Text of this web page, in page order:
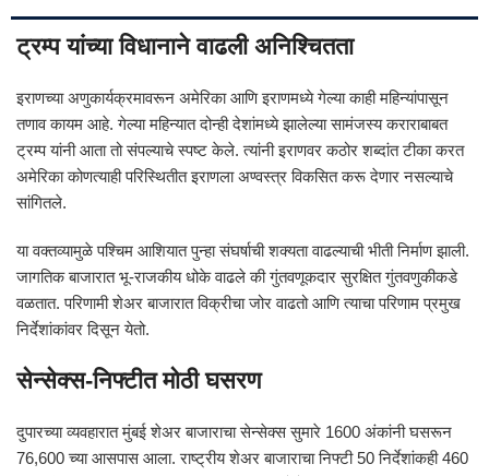
ट्रम्प यांच्या विधानाने वाढली अनिश्चितता
इराणच्या अणुकार्यक्रमावरून अमेरिका आणि इराणमध्ये गेल्या काही महिन्यांपासून
तणाव कायम आहे. गेल्या महिन्यात दोन्ही देशांमध्ये झालेल्या सामंजस्य कराराबाबत
ट्रम्प यांनी आता तो संपल्याचे स्पष्ट केले. त्यांनी इराणवर कठोर शब्दांत टीका करत
अमेरिका कोणत्याही परिस्थितीत इराणला अण्वस्त्र विकसित करू देणार नसल्याचे
सांगितले.
या वक्तव्यामुळे पश्चिम आशियात पुन्हा संघर्षाची शक्यता वाढल्याची भीती निर्माण झाली.
जागतिक बाजारात भू-राजकीय धोके वाढले की गुंतवणूकदार सुरक्षित गुंतवणुकीकडे
वळतात. परिणामी शेअर बाजारात विक्रीचा जोर वाढतो आणि त्याचा परिणाम प्रमुख
निर्देशांकांवर दिसून येतो.
सेन्सेक्स-निफ्टीत मोठी घसरण
दुपारच्या व्यवहारात मुंबई शेअर बाजाराचा सेन्सेक्स सुमारे 1600 अंकांनी घसरून
76,600 च्या आसपास आला. राष्ट्रीय शेअर बाजाराचा निफ्टी 50 निर्देशांकही 460